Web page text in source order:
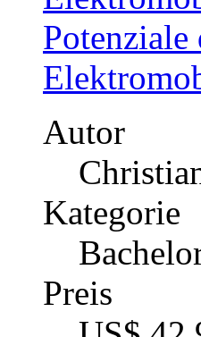
von
Autor
Philip
Kategorie
Preis
US$